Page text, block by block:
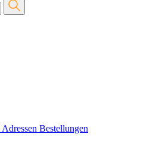
Adressen Bestellungen